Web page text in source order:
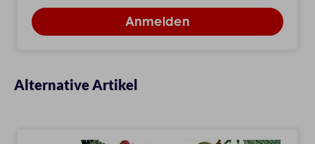
Alternative Artikel